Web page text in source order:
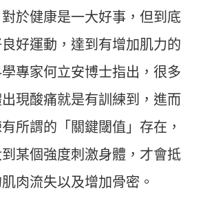
於健康是一大好事，但到底
好運動，達到有增加肌力的
專家何立安博士指出，很多
現酸痛就是有訓練到，進而
所謂的「關鍵閾值」存在，
某個強度刺激身體，才會抵
肉流失以及增加骨密。